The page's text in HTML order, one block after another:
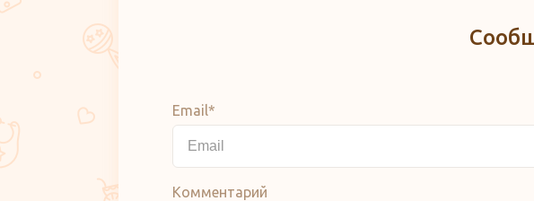
Email*
Комментарий